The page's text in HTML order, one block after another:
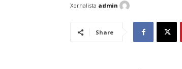
Xornalista admin
Share